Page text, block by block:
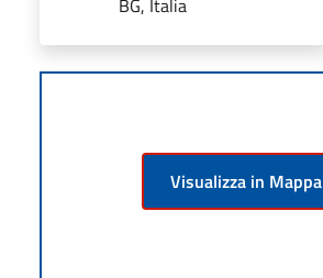
Visualizza in Mappa